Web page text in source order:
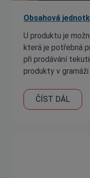
Obsahová
U produktu je
která je potřebná
při prodávání
produkty v gramáži
ČÍST DÁL